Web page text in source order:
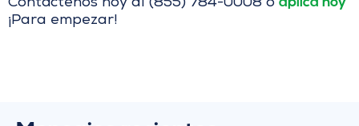
Contáctenos hoy al (855) 784-0008 o
¡Para empezar!